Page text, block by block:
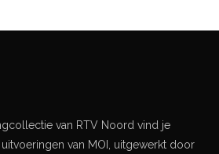
van RTV Noord vind je
van MOI, uitgewerkt door